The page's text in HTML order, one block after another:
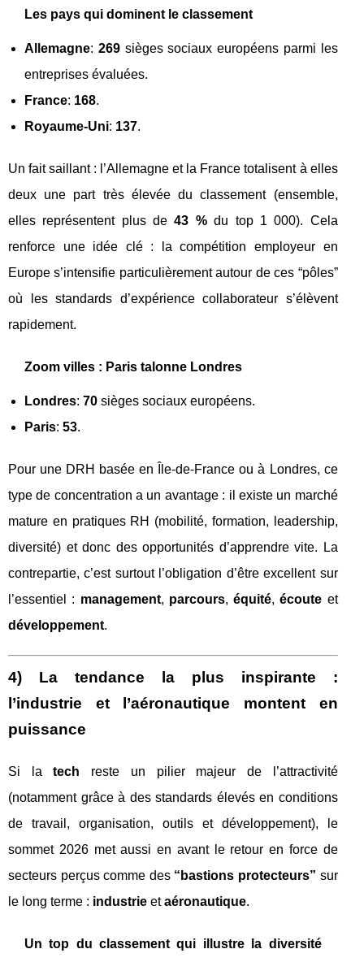
Les pays qui dominent le classement
Allemagne: 269sièges sociaux européens parmi les
entreprises évaluées.
France: 168.
Royaume-Uni: 137.
Un fait saillant : l’Allemagne et la France totalisent à elles
deux une part très élevée du classement (ensemble,
elles représentent plus de43 %du top 1 000). Cela
renforce une idée clé : la compétition employeur en
Europe s’intensifie particulièrement autour de ces “pôles”
où les standards d’expérience collaborateur s’élèvent
rapidement.
Zoom villes : Paris talonne Londres
Londres: 70 sièges sociaux européens.
Paris: 53.
Pour une DRH basée en Île-de-France ou à Londres, ce
type de concentration a un avantage : il existe un marché
mature en pratiques RH (mobilité, formation, leadership,
diversité) et donc des opportunités d’apprendre vite. La
contrepartie, c’est surtout l’obligation d’être excellent sur
l’essentiel : management, parcours,équité,écoute et
développement.
4) La tendance la plus inspirante :
l’industrie et l’aéronautique montent en
puissance
Si latech reste un pilier majeur de l’attractivité
(notamment grâce à des standards élevés en conditions
de travail, organisation, outils et développement), le
sommet 2026 met aussi en avant le retour en force de
secteurs perçus comme des “bastions protecteurs” sur
le long terme : industrie etaéronautique.
Un top du classement qui illustre la diversité